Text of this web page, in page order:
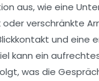
aus, wie eine
verschränkte
und eine
kann ein
was die